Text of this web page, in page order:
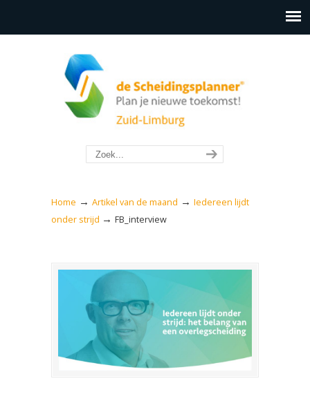
Home → Artikel van de maand → Iedereen lijdt
onder strijd → FB_interview